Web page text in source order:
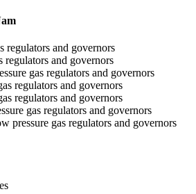
regulators and governors
regulators and governors
gas regulators and governors
regulators and governors
regulators and governors
gas regulators and governors
pressure gas regulators and governors